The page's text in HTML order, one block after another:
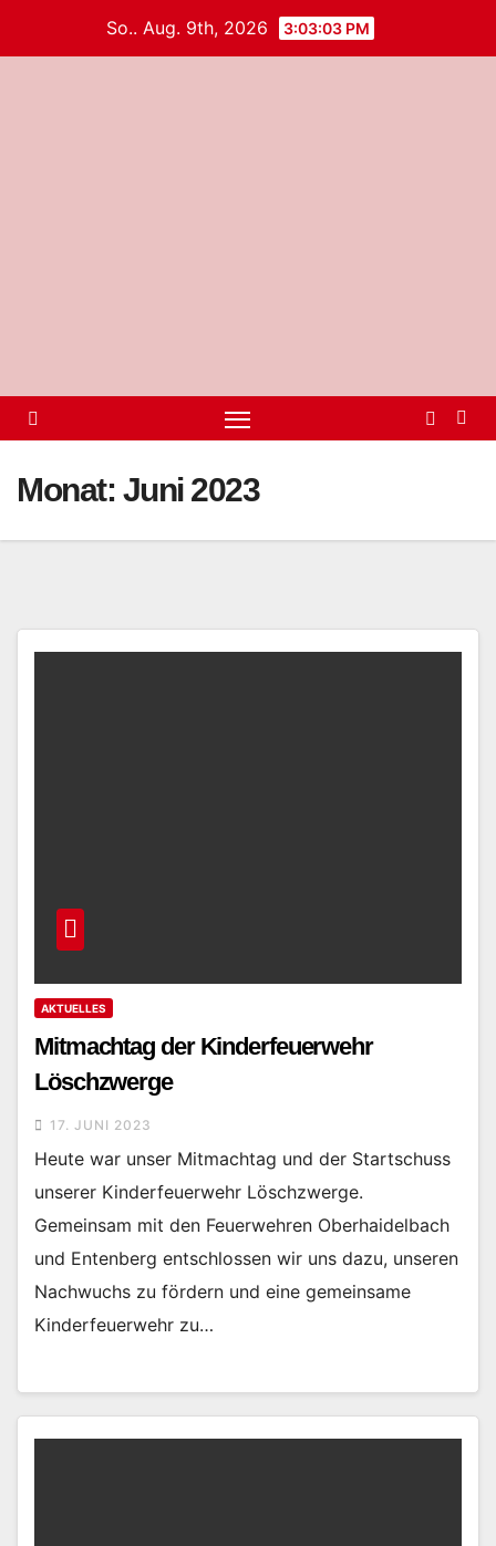
So.. Aug. 9th, 2026 3:03:03 PM
Monat: Juni 2023
AKTUELLES
Mitmachtag der Kinderfeuerwehr
Löschzwerge
17. JUNI 2023
Heute war unser Mitmachtag und der Startschuss
unserer Kinderfeuerwehr Löschzwerge.
Gemeinsam mit den Feuerwehren Oberhaidelbach
und Entenberg entschlossen wir uns dazu, unseren
Nachwuchs zu fördern und eine gemeinsame
Kinderfeuerwehr zu…